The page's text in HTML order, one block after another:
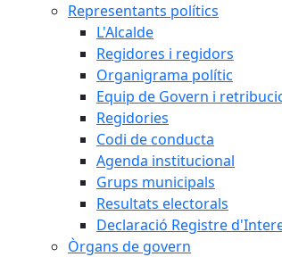
Representants polítics
L'Alcalde
Regidores i regidors
Organigrama polític
Equip de Govern i
Regidories
Codi de conducta
Agenda institucional
Grups municipals
Resultats electorals
Declaració Registre
Òrgans de govern